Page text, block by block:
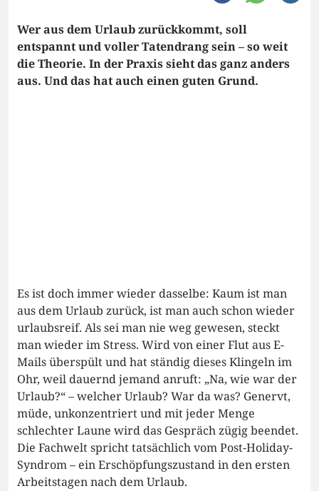
Wer aus dem Urlaub zurückkommt, soll
entspannt und voller Tatendrang sein – so weit
die Theorie. In der Praxis sieht das ganz anders
aus. Und das hat auch einen guten Grund.
Es ist doch immer wieder dasselbe: Kaum ist man
aus dem Urlaub zurück, ist man auch schon wieder
urlaubsreif. Als sei man nie weg gewesen, steckt
man wieder im Stress. Wird von einer Flut aus E-
Mails überspült und hat ständig dieses Klingeln im
Ohr, weil dauernd jemand anruft: „Na, wie war der
Urlaub?“ – welcher Urlaub? War da was? Genervt,
müde, unkonzentriert und mit jeder Menge
schlechter Laune wird das Gespräch zügig beendet.
Die Fachwelt spricht tatsächlich vom Post-Holiday-
Syndrom – ein Erschöpfungszustand in den ersten
Arbeitstagen nach dem Urlaub.